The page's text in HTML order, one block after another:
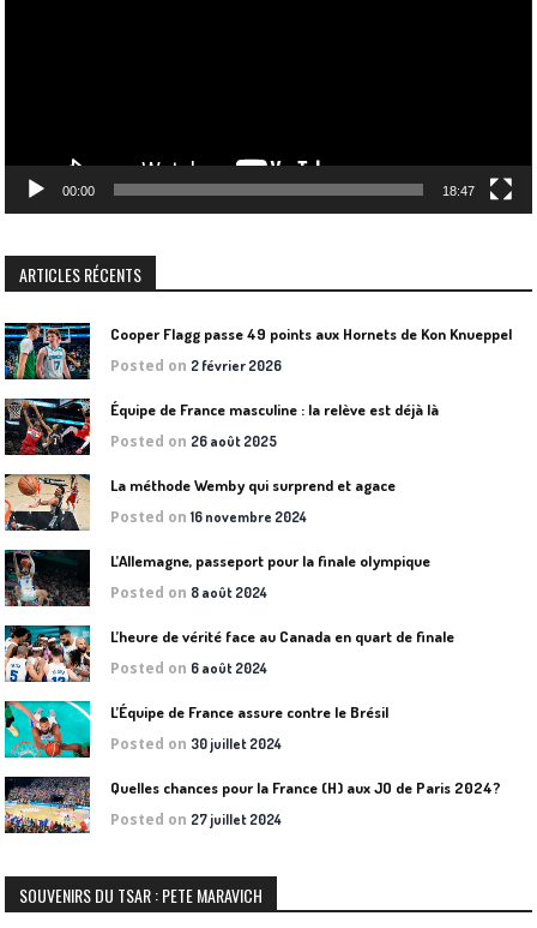
00:00 18:47
ARTICLES RÉCENTS
Cooper Flagg passe 49 points aux Hornets de Kon Knueppel
Posted on 2 février 2026
Équipe de France masculine : la relève est déjà là
Posted on 26 août 2025
La méthode Wemby qui surprend et agace
Posted on16 novembre 2024
L’Allemagne, passeport pour la finale olympique
Posted on 8 août 2024
L’heure de vérité face au Canada en quart de finale
Posted on 6 août 2024
L’Équipe de France assure contre le Brésil
Posted on 30 juillet 2024
Quelles chances pour la France (H) aux JO de Paris 2024?
Posted on 27 juillet 2024
SOUVENIRS DU TSAR : PETE MARAVICH